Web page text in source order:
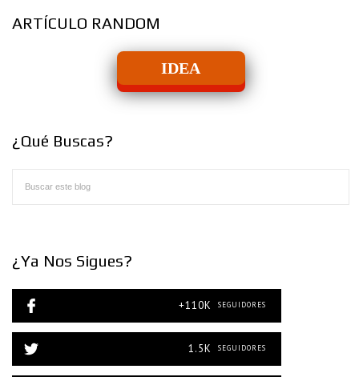
ARTÍCULO RANDOM
IDEA
¿Qué Buscas?
¿Ya Nos Sigues?
+110K SEGUIDORES
1.5K SEGUIDORES